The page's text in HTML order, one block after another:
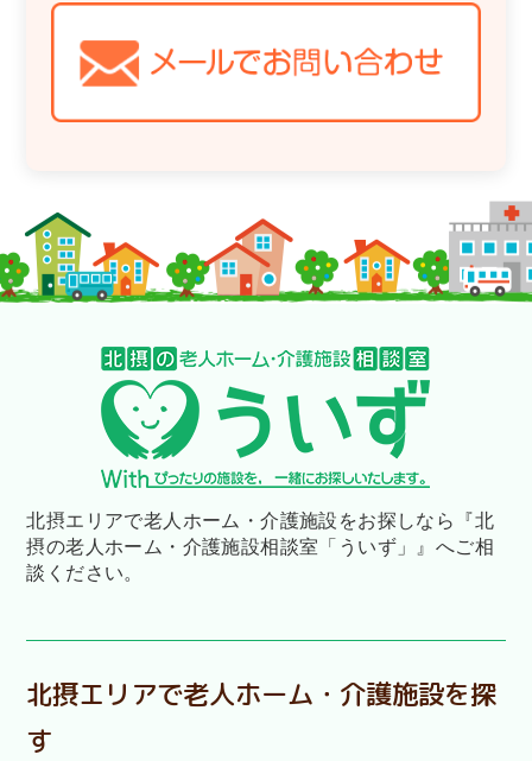
北摂エリアで老人ホーム・介護施設をお探しなら
『北
摂の老人ホーム・介護施設相談室「ういず」』へご相
談ください。
北摂エリアで老人ホーム・介護施設を探
す